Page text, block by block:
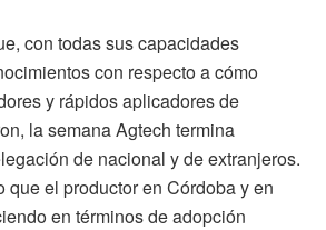
con todas sus capacidades
con respecto a cómo
y rápidos aplicadores de
la semana Agtech termina
de nacional y de extranjeros.
que el productor en Córdoba y en
en términos de adopción